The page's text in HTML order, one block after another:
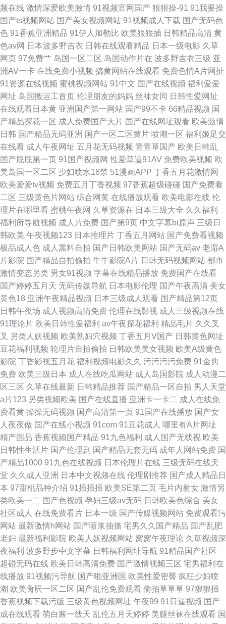
频在线 激情深爱欧美激情 91视频官网国产 狠狠操-91 91我要操
国产ts视频网站 国产美女视频网站 91视频成人下载 国产无码色
色 91香蕉亚洲精品 91伊人加勒比 欧美狠狠插 日韩精品高清 黄
色av网 日本波多野吉衣 日韩在线观看精品 日本一级电影 久草
网页 97免费艹 岛国一区二区 岛国动作片在 波多野吉衣三级 亚
洲AV一卡 在线免费小视频 搞黄网站在线观看 免费色情A片网扯
91资源在线视频 蜜桃视频网站 91中文 国产在线视频 福利爱爱
网址 岛国搬运工首页 伦理朋友的妈妈 丝袜女同 日韩性爱网址
在线观看日本黄 亚洲国产第一网站 国产99不卡 66精品视频 国
产精品探花一区 成人免费国产大片 国产在线网址观看 欧美激情
日韩 国产精品无码亚洲 国产一区二区黄片 喷潮一区 福利姬足交
在线看 成人午夜网址 五月花无码视频 青青草国产 欧美日韩乱
国产屁屁第一页 91国产视频网 性爱草逼91AV 免费欧美视频 欧
美岛国一区二区 少妇喷水18禁 51漫画APP 丁香五月花激情网
欧美爱爱tv视频 免费五月丁香视频 97香蕉超级碰碰 国产免费看
二区 三级黄色片网站 综合网黄 在线播放观看 欧美电影在线 伦
理片在哪里看 蜜桃午夜网 久草资源在 日本三级大全 久久福利
福利所导航视频 成人片免费 国产第9页 中文字幕bt原声 三级日
韩欧美 午夜视频123 日本推理片 丁香五月网站 国产免费看视频
极品成人色 成人黑料自拍 国产日韩欧美网站 国产无码av 老湿A
片影院 国产精品自拍偷拍 牛牛影院A片 日韩无码视频网站 都市
激情变态另类 男女91视频 字幕在线精品播放 免费国产在线看
国产婷婷五月天 无码传媒导航 日本电影伦理 国产午夜高清 美女
黄色18 亚洲午夜精品视频 日本三级成人观看 国产精品第12页
日韩午夜场 成人视频高清免费 伦理在线影视 成人三级视频在线
91理论片 欧美日韩性爱福利 av午夜探花福利 精品毛片 久久叉
叉 另类人妖视频 欧美熟妇穴视频 丁香五月V国产 日韩黄色网址
豆花福利视频 轮理片自拍偷拍 日韩欧美美女视频 欧美A级黄色
影院 丁香影视五月花 福利视频电影久久 污污污污免费 91金典
免费 欧美三级日本 成人在线吃瓜网站 成人岛国影院 成人动漫二
区三区 久草在线最新 日韩精品推荐 国产精品一区自拍 男人天堂
a片123 另类视频欧美 国产在线直播 亚洲卡一卡二 成人在线免
费看黄 操操无码视频 国产高清第一页 91国产在线播放 国产女
人夜夜做 国产在线小视频 91com 91豆花成人 哪里有A片网址
精产国品 香蕉视频国产精品 91九色福利 成人国产无线视 欧美
日韩性生活片 国产伦理剧 国产精品无套无码 成年人网站免费 国
产精品1000 91九色在线视频 日本伦理片在线 三级无码在线天
堂 久久成人亚洲 日本中文视频在线 伦理剧推荐 国产成人精品日
本 97甜桃品种介绍 91插插插 欧美SE第二页 毛片内射女 激情另
类欧美一二 国产色视频 孕妇三级av无码 日韩欧美色综合 美女
社区成人 在线免费看片 日本一级 国产传媒视频网站 免费观看污
网站 最新激情h网站 国产喷浆抽搐 宅男久久国产精品 国产乱肥
老妇 最新福利影院 欧美人妖视频网站 窝窝午夜理论 久草视频深
夜福利 波多野步中文字幕 日韩福利网址导航 91精品国产社区
超碰无码在线 欧美日韩高清免费 国产激情视频三区 宅男福利在
线播放 91视频污导航 国产啪亚洲国 欧美性爱密臀 疯狂少妇喷
潮 欧美肏屄一区二区 国产乱伦免费观看 偷拍草草草 97狠狠插
香蕉视频下载污版 三级黄色视频网址 午夜99 91日逼视频 国产
成在线观看 萌白酱一线天 乱伦五月天婷婷 美腿丝袜在线观看 国